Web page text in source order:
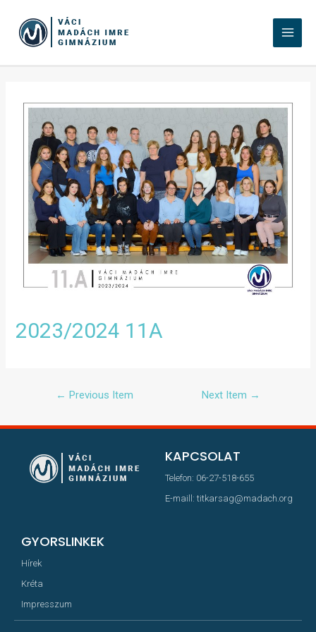
2023/2024 11A
← Previous Item Next Item →
KAPCSOLAT
Telefon: 06-27-518-655
E-maill: titkarsag@madach.org
GYORSLINKEK
Hírek
Kréta
Impresszum